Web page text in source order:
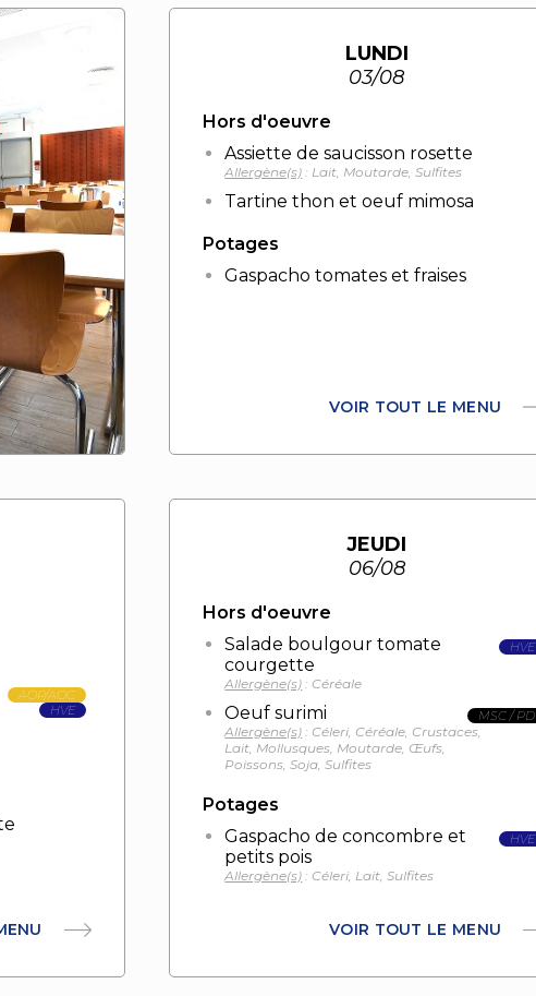
LUNDI
03/08
Hors d'oeuvre
Assiette de saucisson rosette
Allergène(s) : Lait, Moutarde, Sulfites
Tartine thon et oeuf mimosa
Potages
Gaspacho tomates et fraises
VOIR TOUT LE MENU
AOP/AOC
HVE
JEUDI
06/08
Hors d'oeuvre
Salade boulgour tomate
courgette
Allergène(s) : Céréale
HVE
Oeuf surimi
Allergène(s) : Céleri, Céréale, Crustaces,
Lait, Mollusques, Moutarde, Œufs,
Poissons, Soja, Sulfites
MSC / PD
Potages
Gaspacho de concombre et
petits pois
Allergène(s) : Céleri, Lait, Sulfites
HVE
VOIR TOUT LE MENU